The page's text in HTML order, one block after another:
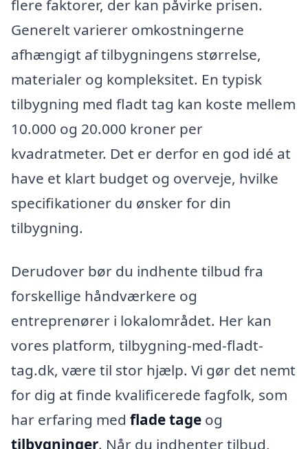
flere faktorer, der kan påvirke prisen.
Generelt varierer omkostningerne
afhængigt af tilbygningens størrelse,
materialer og kompleksitet. En typisk
tilbygning med fladt tag kan koste mellem
10.000 og 20.000 kroner per
kvadratmeter. Det er derfor en god idé at
have et klart budget og overveje, hvilke
specifikationer du ønsker for din
tilbygning.
Derudover bør du indhente tilbud fra
forskellige håndværkere og
entreprenører i lokalområdet. Her kan
vores platform, tilbygning-med-fladt-
tag.dk, være til stor hjælp. Vi gør det nemt
for dig at finde kvalificerede fagfolk, som
har erfaring med flade tage og
tilbygninger. Når du indhenter tilbud,